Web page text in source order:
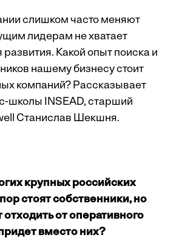
слишком часто меняют
лидерам не хватает
Какой опыт поиска и
нашему бизнесу стоит
компаний? Рассказывает
школы INSEAD, старший
Станислав Шекшня.
крупных российских
стоят собственники, но
отходить от оперативного
вместо них?